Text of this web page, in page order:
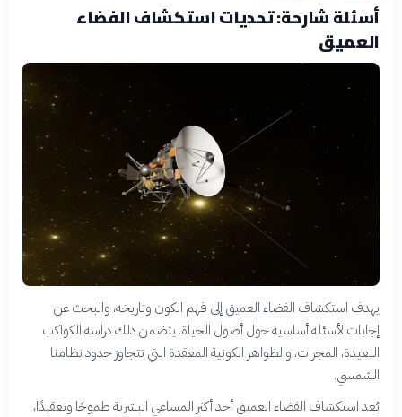
أسئلة شارحة: تحديات استكشاف الفضاء
العميق
يهدف استكشاف الفضاء العميق إلى فهم الكون وتاريخه، والبحث عن
إجابات لأسئلة أساسية حول أصول الحياة. يتضمن ذلك دراسة الكواكب
البعيدة، المجرات، والظواهر الكونية المعقدة التي تتجاوز حدود نظامنا
الشمسي.
يُعد استكشاف الفضاء العميق أحد أكثر المساعي البشرية طموحًا وتعقيدًا،